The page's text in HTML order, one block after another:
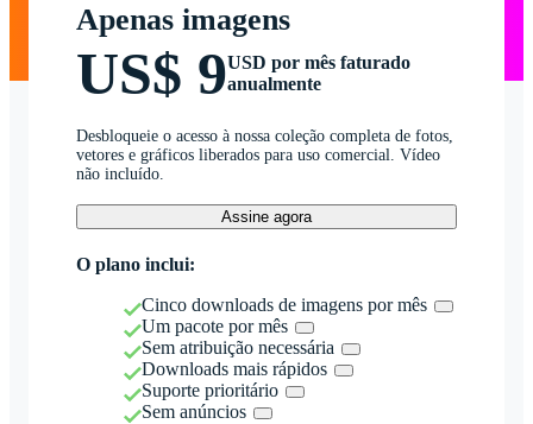
Apenas imagens
US$ 9USD por mês faturado
anualmente
Desbloqueie o acesso à nossa coleção completa de fotos,
vetores e gráficos liberados para uso comercial. Vídeo
não incluído.
Assine agora
O plano inclui:
Cinco downloads de imagens por mês
Um pacote por mês
Sem atribuição necessária
Downloads mais rápidos
Suporte prioritário
Sem anúncios